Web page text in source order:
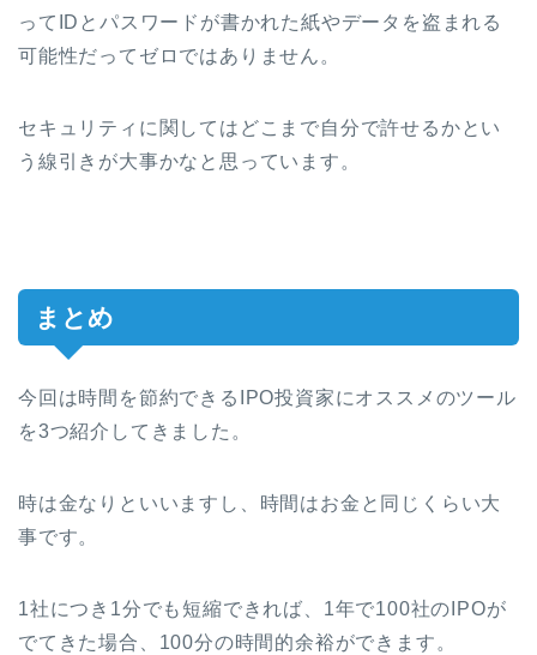
ってIDとパスワードが書かれた紙やデータを盗まれる
可能性だってゼロではありません。
セキュリティに関してはどこまで自分で許せるかとい
う線引きが大事かなと思っています。
まとめ
今回は時間を節約できるIPO投資家にオススメのツール
を3つ紹介してきました。
時は金なりといいますし、時間はお金と同じくらい大
事です。
1社につき1分でも短縮できれば、1年で100社のIPOが
でてきた場合、100分の時間的余裕ができます。